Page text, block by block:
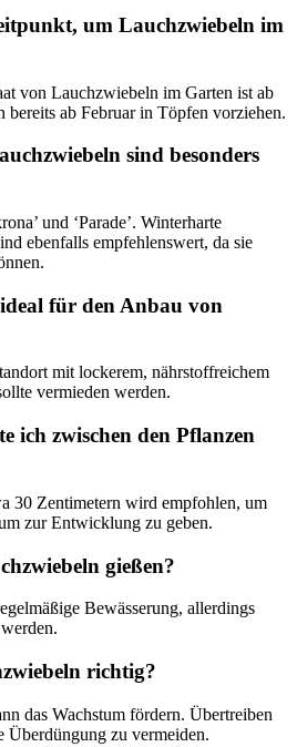
um Lauchzwiebeln im
von Lauchzwiebeln im Garten ist ab
bereits ab Februar in Töpfen vorziehen.
sind besonders
und ‘Parade’. Winterharte
ebenfalls empfehlenswert, da sie
für den Anbau von
mit lockerem, nährstoffreichem
vermieden werden.
ich zwischen den Pflanzen
30 Zentimetern wird empfohlen, um
zur Entwicklung zu geben.
gießen?
Bewässerung, allerdings
richtig?
das Wachstum fördern. Übertreiben
Überdüngung zu vermeiden.